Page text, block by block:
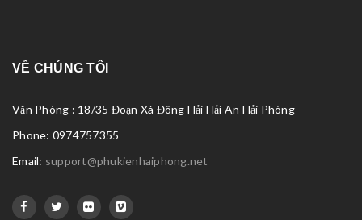
VỀ CHÚNG TÔI
Văn Phòng : 18/35 Đoạn Xá Đông Hải Hải An Hải Phòng
Phone: 0974757355
Email: support@phukienhaiphong.net